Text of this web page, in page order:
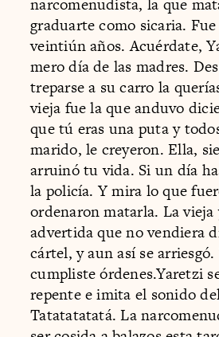
narcomenudista, la que
graduarte como sicaria.
veintiún años. Acuérdate,
mero día de las madres.
treparse a su carro la
vieja fue la que anduvo
que tú eras una puta y
marido, le creyeron. Ella,
arruinó tu vida. Si un día
la policía. Y mira lo que
ordenaron matarla. La vieja
advertida que no vendiera
cártel, y aun así se
cumpliste órdenes.Yaretzi
repente e imita el sonido
Tatatatatatá. La